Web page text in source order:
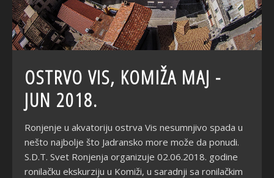
OSTRVO VIS, KOMIŽA MAJ -
JUN 2018.
Ronjenje u akvatoriju ostrva Vis nesumnjivo spada u
nešto najbolje što Jadransko more može da ponudi.
S.D.T. Svet Ronjenja organizuje 02.06.2018. godine
ronilačku ekskurziju u Komiži, u saradnji sa ronilačkim